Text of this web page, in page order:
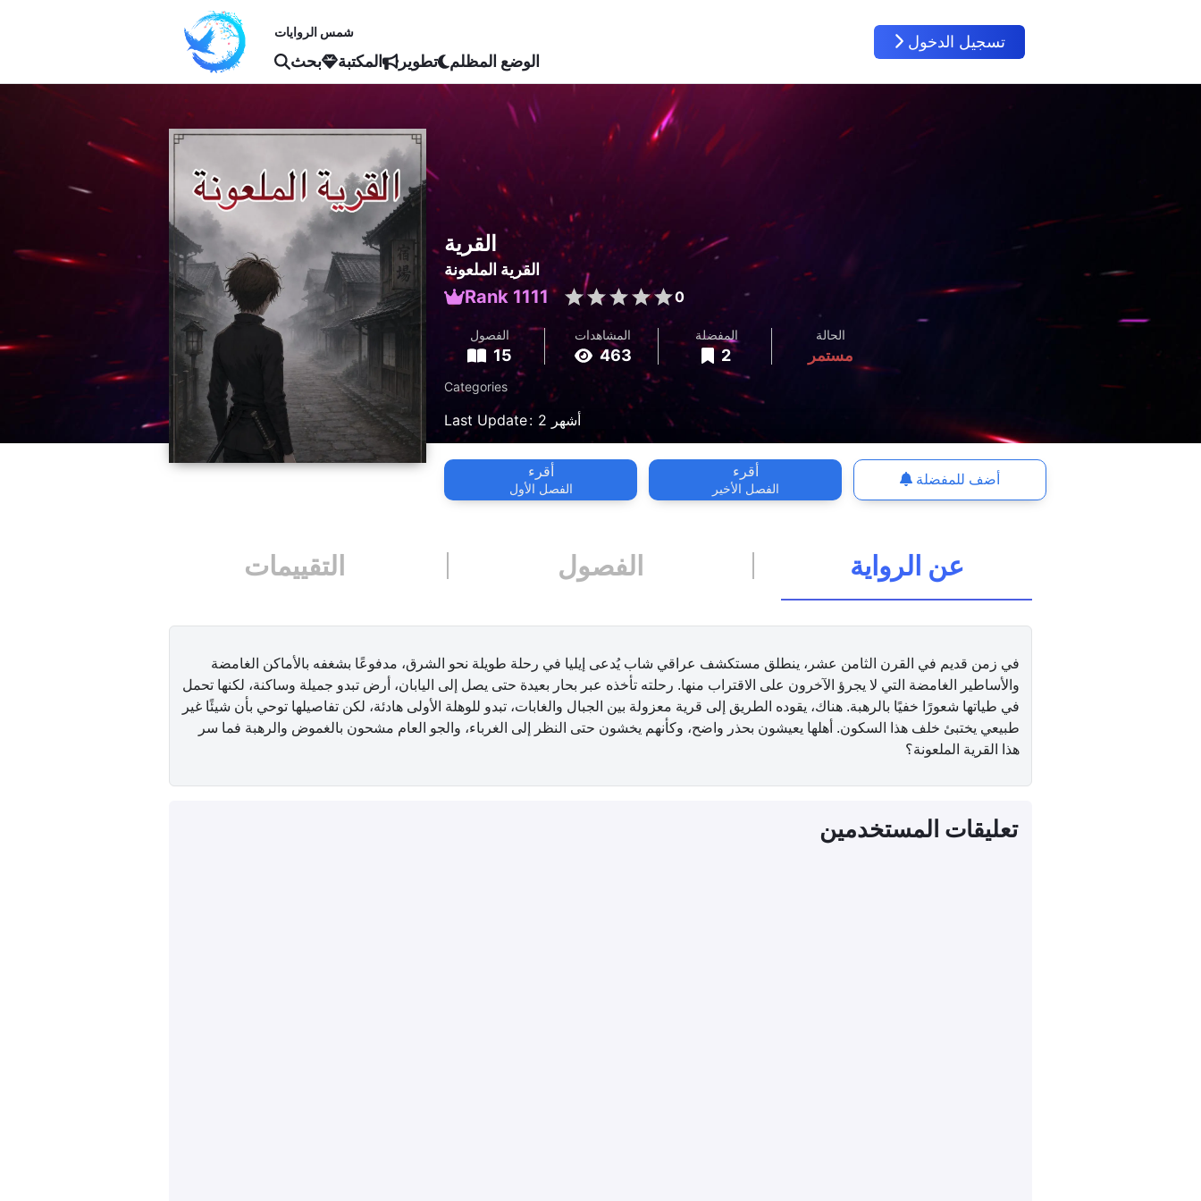
شمس الروايات
بحث المكتبة تطوير الوضع المظلم
تسجيل الدخول
القرية
القرية الملعونة
Rank 1111 0
أقرء
الفصل الأول
أقرء
الفصل الأخير
أضف للمفضلة
15
الفصول
463
المشاهدات
2
المفضلة
مستمر
الحالة
Last Update 2 أشهر
Categories
عن الرواية الفصول التقييمات
في زمن قديم في القرن الثامن عشر، ينطلق مستكشف عراقي شاب يُدعى إيليا في رحلة طويلة نحو الشرق، مدفوعًا بشغفه بالأماكن الغامضة
والأساطير الغامضة التي لا يجرؤ الآخرون على الاقتراب منها. رحلته تأخذه عبر بحار بعيدة حتى يصل إلى اليابان، أرض تبدو جميلة وساكنة، لكنها تحمل
في طياتها شعورًا خفيًا بالرهبة. هناك، يقوده الطريق إلى قرية معزولة بين الجبال والغابات، تبدو للوهلة الأولى هادئة، لكن تفاصيلها توحي بأن شيئًا غير
طبيعي يختبئ خلف هذا السكون. أهلها يعيشون بحذر واضح، وكأنهم يخشون حتى النظر إلى الغرباء، والجو العام مشحون بالغموض والرهبة فما سر
هذا القرية الملعونة؟
تعليقات المستخدمين